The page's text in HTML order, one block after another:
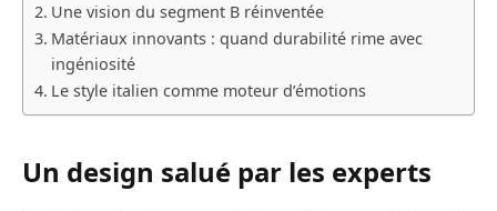
Une vision du segment B réinventée
Matériaux innovants : quand durabilité rime avec
ingéniosité
Le style italien comme moteur d’émotions
Un design salué par les experts